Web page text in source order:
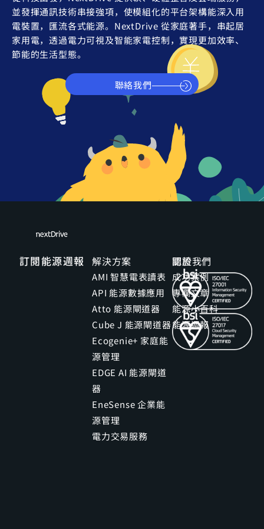
並發揮通訊技術串接強項，使模組化的平台架構能深入用
電裝置，匯流各式能源。NextDrive 從家庭著手，串起居
家用電，透過電力可視及智能家電控制，實現更加效率、
節能的生活型態。
聯絡我們
訂閱能源週報 解決方案
AMI 智慧電表讀表
API 能源數據應用
Atto 能源閘道器
Cube J 能源閘道器
Ecogenie+ 家庭能
源管理
EDGE AI 能源閘道
器
EneSense 企業能
源管理
電力交易服務
關於我們
成功案例
專欄文章
能源小百科
能源週報
認證